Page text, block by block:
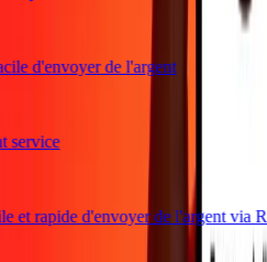
d'envoyer de l'argent
et rapide d'envoyer de l'argent via Ria